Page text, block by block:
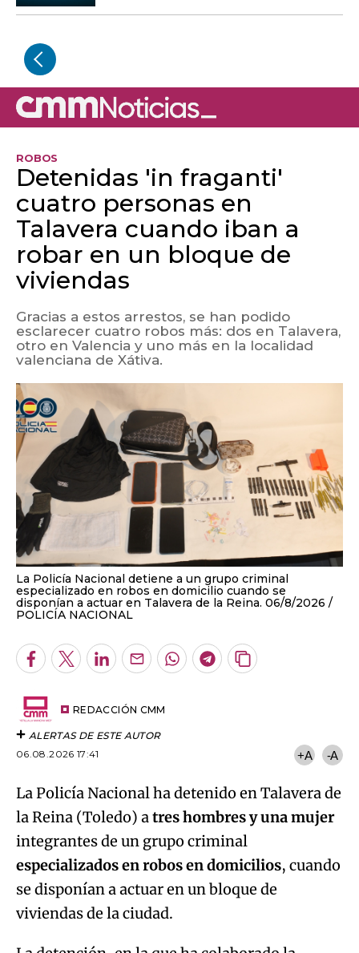
ROBOS
Detenidas 'in fraganti'
cuatro personas en
Talavera cuando iban a
robar en un bloque de
viviendas
Gracias a estos arrestos, se han podido
esclarecer cuatro robos más: dos en Talavera,
otro en Valencia y uno más en la localidad
valenciana de Xátiva.
La Policía Nacional detiene a un grupo criminal
especializado en robos en domicilio cuando se
disponían a actuar en Talavera de la Reina. 06/8/2026
POLICÍA NACIONAL
Facebook
TwitterLinkedInEnviarWhatsapp
Telegram
Copiar
REDACCIÓN CMM
ALERTAS DE ESTE AUTOR
06.08.2026 17:41
+A -A
La Policía Nacional ha detenido en Talavera de
la Reina (Toledo) atres hombres y una mujer
integrantes de un grupo criminal
especializados en robos en domicilios, cuando
se disponían a actuar en un bloque de
viviendas de la ciudad.